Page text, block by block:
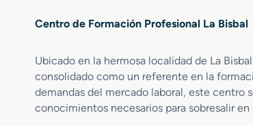
Centro de Formación Profesional La Bisbal
Ubicado en la hermosa localidad de La Bisbal
consolidado como un referente en la
demandas del mercado laboral, este centro
conocimientos necesarios para sobresalir en